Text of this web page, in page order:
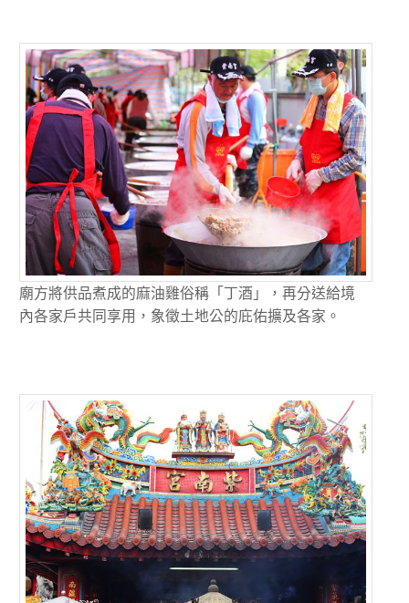
廟方將供品煮成的麻油雞俗稱「丁酒」，再分送給境
內各家戶共同享用，象徵土地公的庇佑擴及各家。